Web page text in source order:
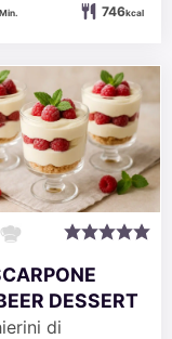
Min. 746kcal
DESSERT
di